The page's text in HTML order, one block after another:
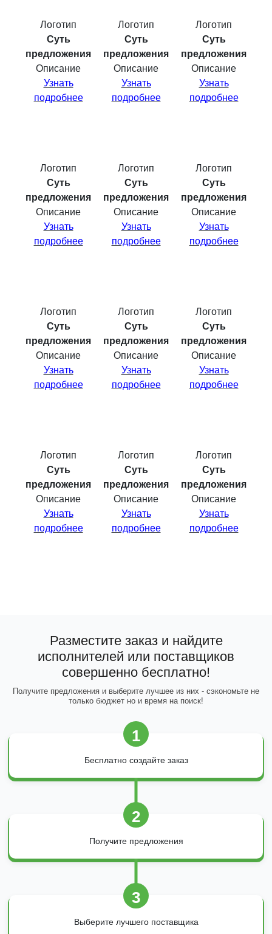
Логотип
Суть
предложения
Описание
Узнать
подробнее
Логотип
Суть
предложения
Описание
Узнать
подробнее
Логотип
Суть
предложения
Описание
Узнать
подробнее
Логотип
Суть
предложения
Описание
Узнать
подробнее
Логотип
Суть
предложения
Описание
Узнать
подробнее
Логотип
Суть
предложения
Описание
Узнать
подробнее
Логотип
Суть
предложения
Описание
Узнать
подробнее
Логотип
Суть
предложения
Описание
Узнать
подробнее
Логотип
Суть
предложения
Описание
Узнать
подробнее
Логотип
Суть
предложения
Описание
Узнать
подробнее
Логотип
Суть
предложения
Описание
Узнать
подробнее
Логотип
Суть
предложения
Описание
Узнать
подробнее
Разместите заказ и найдите
исполнителей или поставщиков
совершенно бесплатно!
Получите предложения и выберите лучшее из них - сэкономьте не
только бюджет но и время на поиск!
1
Бесплатно создайте заказ
2
Получите предложения
3
Выберите лучшего поставщика